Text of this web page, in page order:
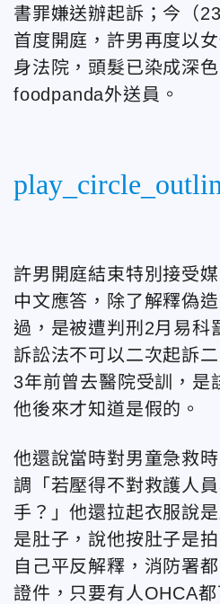
書罪嫌送辦起訴；今（
首度開庭，許男再度以
身法院，頭髮已染成深
foodpanda外送員。
許男開庭結束特別接受
中文應答，除了解釋偽
過，是被遭判刑2月易科
訴訟法不可以二次起訴
3年前曾去醫院受訓，是
他後來才知道是假的。
他還說當時對男童急救
調「若壓得不對救護人
手？」他還拉起衣服說
是肚子，說他按肚子是
自己平反解釋，消防署
證件，只要有人OHCA都